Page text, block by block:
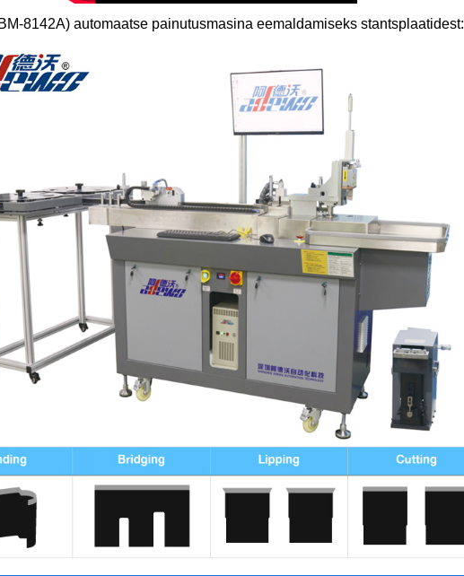
8142A) automaatse painutusmasina eemaldamiseks stantsplaatidest: